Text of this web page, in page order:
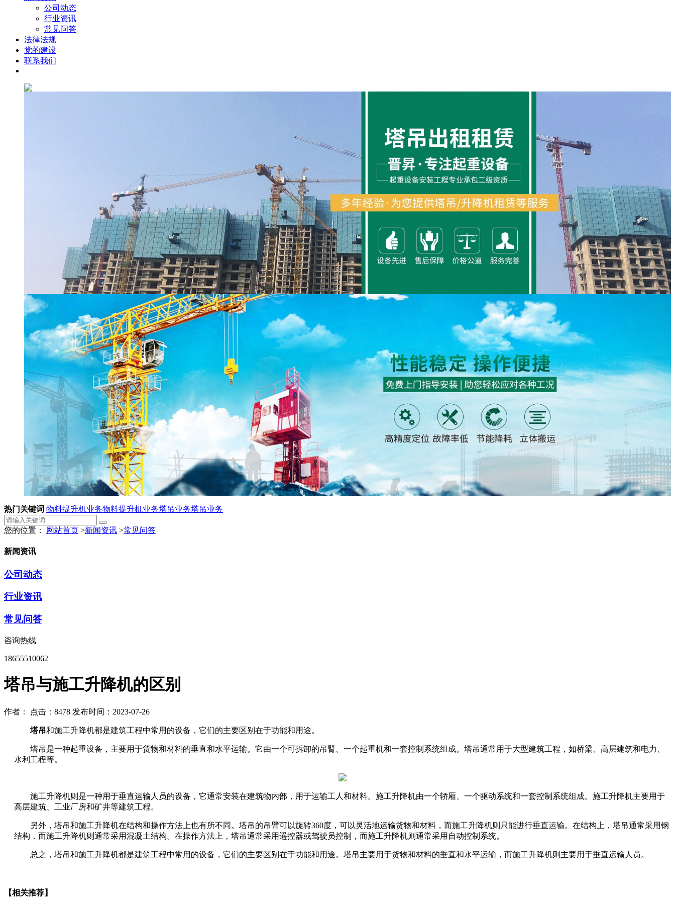
公司动态
行业资讯
常见问答
法律法规
党的建设
联系我们
热门关键词 物料提升机业务物料提升机业务塔吊业务塔吊业务
您的位置： 网站首页 >新闻资讯 >常见问答
新闻资讯
公司动态
行业资讯
常见问答
咨询热线
18655510062
塔吊与施工升降机的区别
作者： 点击：8478 发布时间：2023-07-26
塔吊和施工升降机都是建筑工程中常用的设备，它们的主要区别在于功能和用途。
塔吊是一种起重设备，主要用于货物和材料的垂直和水平运输。它由一个可拆卸的吊臂、一个起重机和一套控制系统组成。塔吊通常用于大型建筑工程，如桥梁、高层建筑和电力、
水利工程等。
施工升降机则是一种用于垂直运输人员的设备，它通常安装在建筑物内部，用于运输工人和材料。施工升降机由一个轿厢、一个驱动系统和一套控制系统组成。施工升降机主要用于
高层建筑、工业厂房和矿井等建筑工程。
另外，塔吊和施工升降机在结构和操作方法上也有所不同。塔吊的吊臂可以旋转360度，可以灵活地运输货物和材料，而施工升降机则只能进行垂直运输。在结构上，塔吊通常采用钢
结构，而施工升降机则通常采用混凝土结构。在操作方法上，塔吊通常采用遥控器或驾驶员控制，而施工升降机则通常采用自动控制系统。
总之，塔吊和施工升降机都是建筑工程中常用的设备，它们的主要区别在于功能和用途。塔吊主要用于货物和材料的垂直和水平运输，而施工升降机则主要用于垂直运输人员。
【相关推荐】